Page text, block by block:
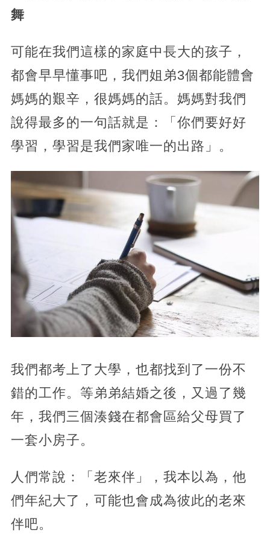
舞
可能在我們這樣的家庭中長大的孩子，
都會早早懂事吧，我們姐弟3個都能體會
媽媽的艱辛，很媽媽的話。媽媽對我們
說得最多的一句話就是：「你們要好好
學習，學習是我們家唯一的出路」。
我們都考上了大學，也都找到了一份不
錯的工作。等弟弟結婚之後，又過了幾
年，我們三個湊錢在都會區給父母買了
一套小房子。
人們常說：「老來伴」，我本以為，他
們年紀大了，可能也會成為彼此的老來
伴吧。